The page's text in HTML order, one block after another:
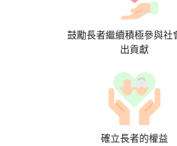
鼓勵長者繼續積極參與社
出貢獻
確立長者的權益